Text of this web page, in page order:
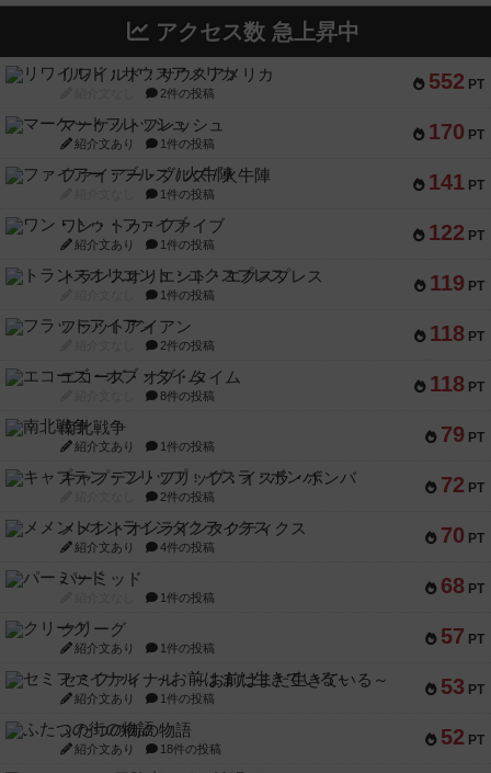
アクセス数 急上昇中
552 PT
リワイルド：サウスアメリカ
2件の投稿
170 PT
マーケットフレッシュ
紹介文あり 1件の投稿
141 PT
ファイアー・ブルズ / 火牛陣
1件の投稿
122 PT
ワン・トゥ・ファイブ
紹介文あり 1件の投稿
119 PT
トランスオリエント・エクスプレス
1件の投稿
118 PT
フラットアイアン
2件の投稿
118 PT
エコーズ・オブ・タイム
8件の投稿
79 PT
南北戦争
紹介文あり 1件の投稿
72 PT
キャプテン・フリップ：イスラ・ボンバ
2件の投稿
70 PT
メメントオンラインタクティクス
紹介文あり 4件の投稿
68 PT
パーミッド
1件の投稿
57 PT
クリーグ
紹介文あり 1件の投稿
53 PT
セミファイナル ～お前はまだ生きている～
紹介文あり 1件の投稿
52 PT
ふたつの街の物語
紹介文あり 18件の投稿